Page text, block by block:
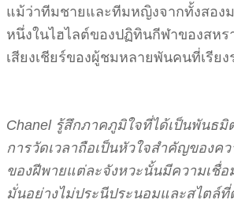
แม้ว่าทีมชายและทีมหญิงจากทั้งสอง
หนึ่งในไฮไลต์ของปฏิทินกีฬาของสห
เสียงเชียร์ของผู้ชมหลายพันคนที่เรีย
Chanel รู้สึกภาคภูมิใจที่ได้เป็นพันธมิ
การวัดเวลาถือเป็นหัวใจสำคัญของ
ของฝีพายแต่ละจังหวะนั้นมีความเชื่
มั่นอย่างไม่ประนีประนอมและสไตล์ที่